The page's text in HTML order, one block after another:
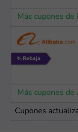
Más cupones de
Más cupones de
Cupones